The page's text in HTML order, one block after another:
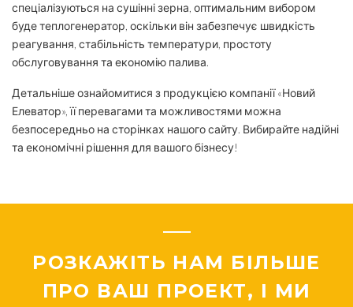
спеціалізуються на сушінні зерна, оптимальним вибором
буде теплогенератор, оскільки він забезпечує швидкість
реагування, стабільність температури, простоту
обслуговування та економію палива.
Детальніше ознайомитися з продукцією компанії «Новий
Елеватор», її перевагами та можливостями можна
безпосередньо на сторінках нашого сайту. Вибирайте надійні
та економічні рішення для вашого бізнесу!
РОЗКАЖІТЬ НАМ БІЛЬШЕ
ПРО ВАШ ПРОЕКТ, І МИ